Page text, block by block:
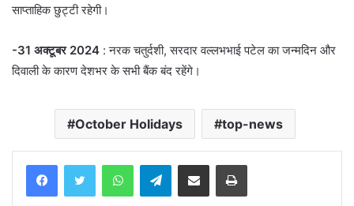
साप्ताहिक छुट्टी रहेगी।
-31 अक्टूबर 2024 : नरक चतुर्दशी, सरदार वल्लभभाई पटेल का जन्मदिन और
दिवाली के कारण देशभर के सभी बैंक बंद रहेंगे।
October Holidays top-news
WhatsAppTelegramShare via Email Print